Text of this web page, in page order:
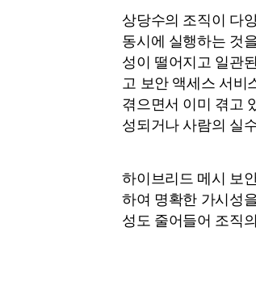
상당수의 조직이 다
동시에 실행하는 것
성이 떨어지고 일관
고 보안 액세스 서비
겪으면서 이미 겪고
성되거나 사람의 실
하이브리드 메시 보
하여 명확한 가시성
성도 줄어들어 조직